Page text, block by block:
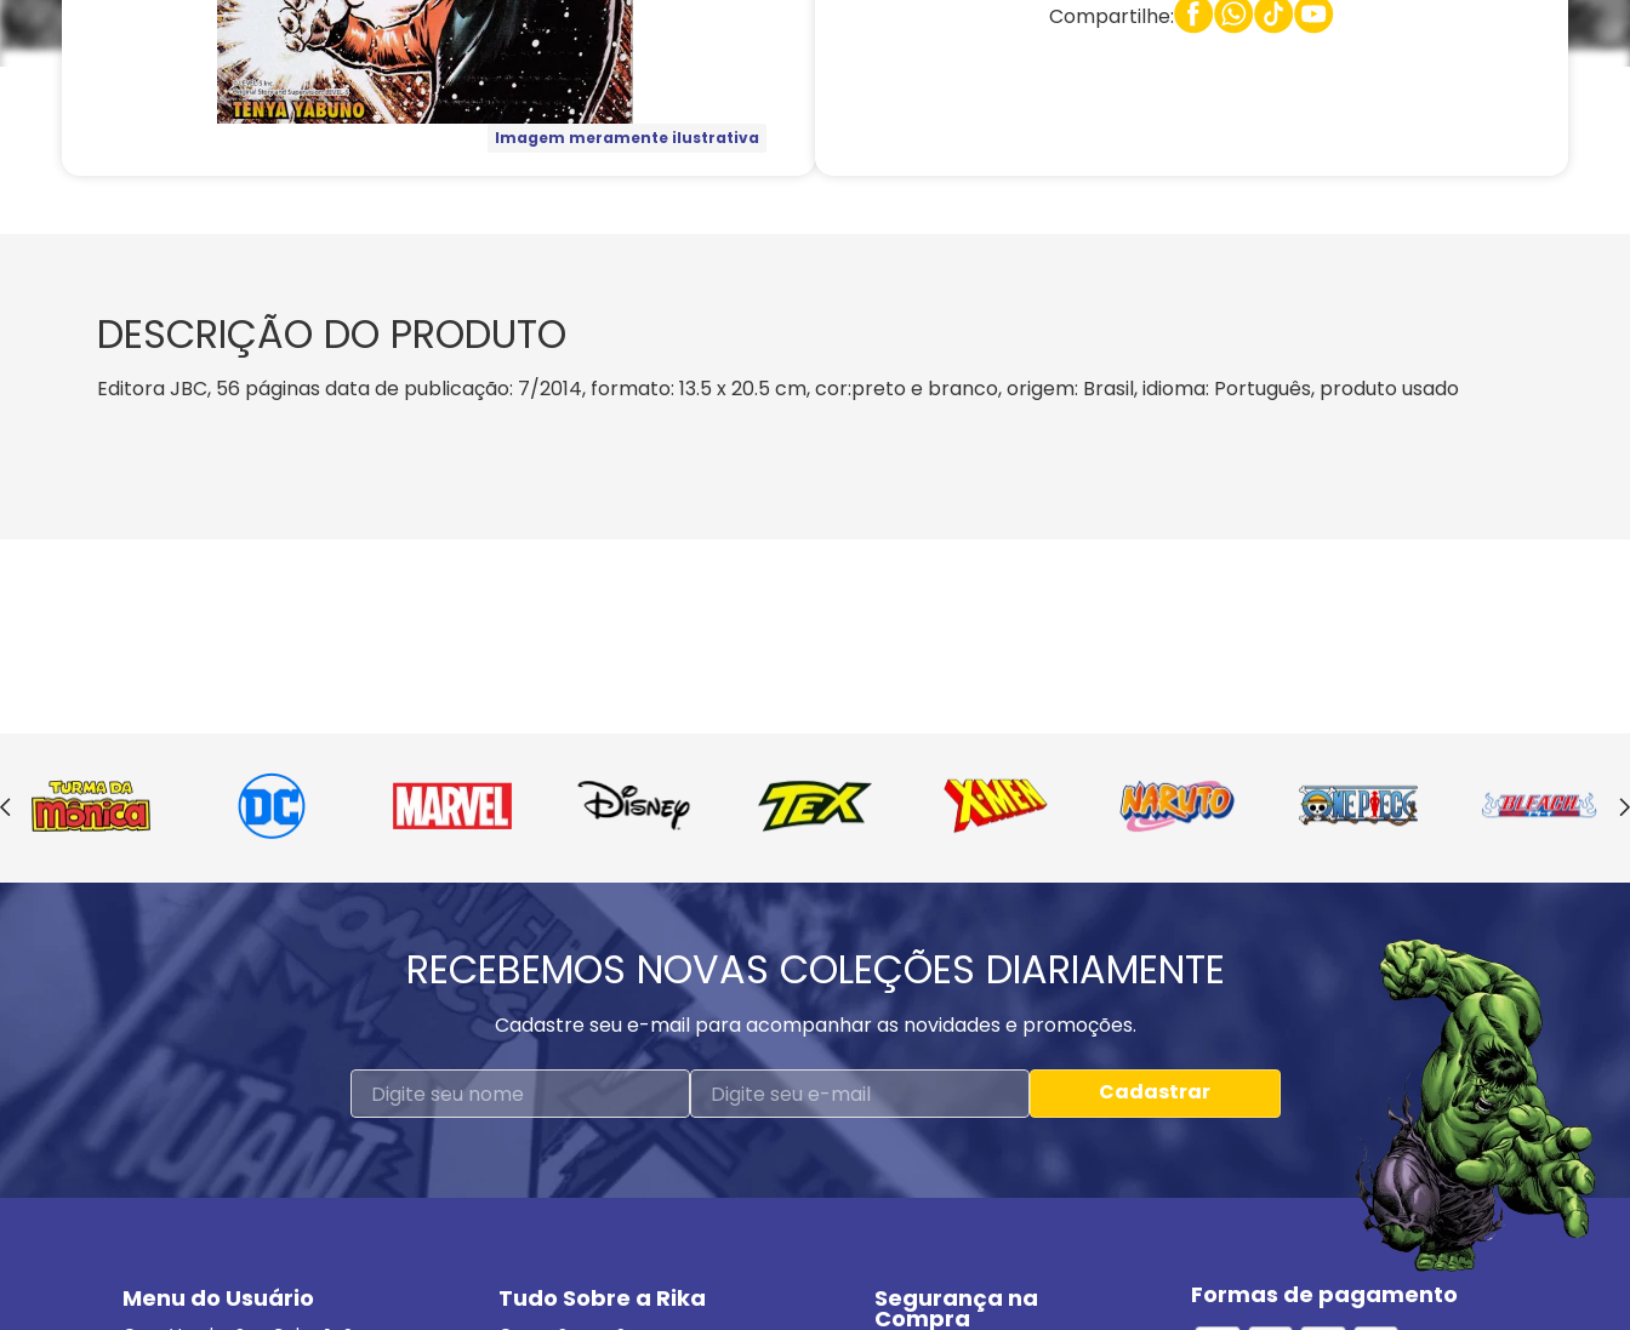
Imagem meramente ilustrativa
Compartilhe:
DESCRIÇÃO DO PRODUTO
Editora JBC, 56 páginas data de publicação: 7/2014, formato: 13.5 x 20.5 cm, cor:preto e branco, origem: Brasil, idioma: Português, produto usado
RECEBEMOS NOVAS COLEÇÕES DIARIAMENTE
Cadastre seu e-mail para acompanhar as novidades e promoções.
Cadastrar
Menu do Usuário Tudo Sobre a Rika Segurança na
Compra
Formas de pagamento